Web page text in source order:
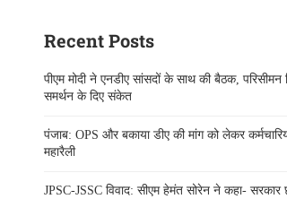
Recent Posts
पीएम मोदी ने एनडीए सांसदों के साथ की बैठक, परिसीमन
समर्थन के दिए संकेत
पंजाब: OPS और बकाया डीए की मांग को लेकर
महारैली
JPSC-JSSC विवाद: सीएम हेमंत सोरेन ने कहा- सरकार